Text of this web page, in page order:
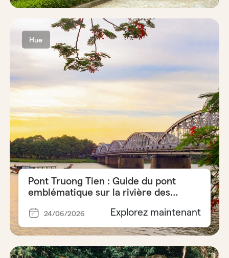
Hue
Pont Truong Tien : Guide du pont
emblématique sur la rivière des
24/06/2026 Explorez maintenant